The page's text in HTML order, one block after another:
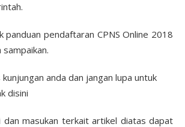
panduan pendaftaran CPNS Online 2018
anda dan jangan lupa untuk
disini
dan masukan terkait artikel diatas dapat